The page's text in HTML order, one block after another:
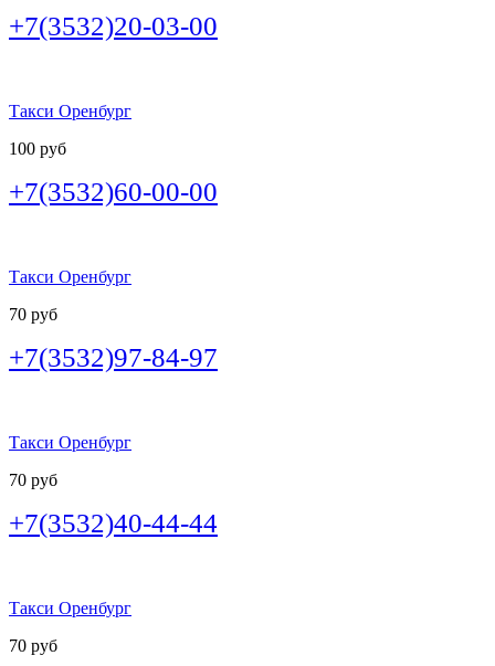
+7(3532)20-03-00
Такси Оренбург
100 руб
+7(3532)60-00-00
Такси Оренбург
70 руб
+7(3532)97-84-97
Такси Оренбург
70 руб
+7(3532)40-44-44
Такси Оренбург
70 руб